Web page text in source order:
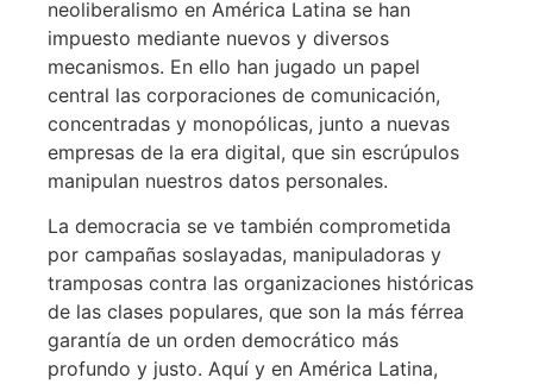
neoliberalismo en América Latina se han
impuesto mediante nuevos y diversos
mecanismos. En ello han jugado un papel
central las corporaciones de comunicación,
concentradas y monopólicas, junto a nuevas
empresas de la era digital, que sin escrúpulos
manipulan nuestros datos personales.
La democracia se ve también comprometida
por campañas soslayadas, manipuladoras y
tramposas contra las organizaciones históricas
de las clases populares, que son la más férrea
garantía de un orden democrático más
profundo y justo. Aquí y en América Latina,